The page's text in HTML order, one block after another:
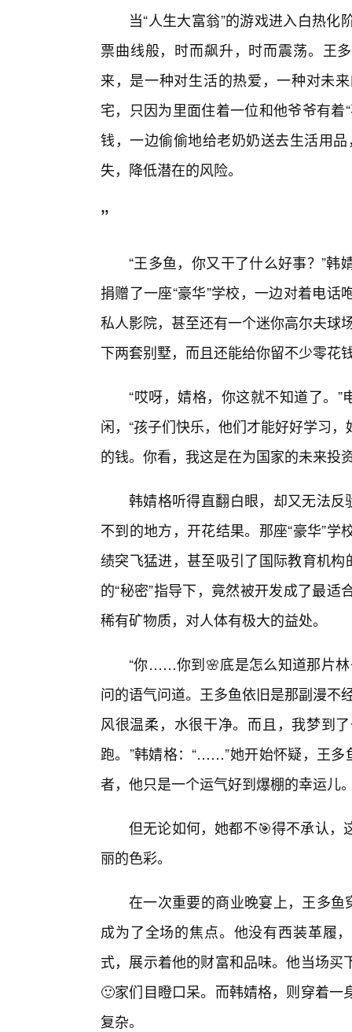
当“人生大富翁”的游戏进入白热
票曲线般，时而飙升，时而震荡。王
来，是一种对生活的热爱，一种对未
宅，只因为里面住着一位和他爷爷有
钱，一边偷偷地给老奶奶送去生活用
失，降低潜在的风险。
”
“王多鱼，你又干了什么好事？”
捐赠了一座“豪华”学校，一边对着电
私人影院，甚至还有一个迷你高尔夫球
下两套别墅，而且还能给你留不少零花
“哎呀，婧格，你这就不知道了。
闲，“孩子们快乐，他们才能好好学习
的钱。你看，我这是在为国家的未来投
韩婧格听得直翻白眼，却又无法反
不到的地方，开花结果。那座“豪华”
绩突飞猛进，甚至吸引了国际教育机
的“秘密”指导下，竟然被开发成了最
稀有矿物质，对人体有极大的益处。
“你……你到🌸底是怎么知道那片林
问的语气问道。王多鱼依旧是那副漫不
风很温柔，水很干净。而且，我梦到
跑。”韩婧格：“……”她开始怀疑，王多
者，他只是一个运气好到爆棚的幸运儿
但无论如何，她都不🎯得不承认，
丽的色彩。
在一次重要的商业晚宴上，王多鱼
成为了全场的焦点。他没有西装革履
式，展示着他的财富和品味。他当场
🙂家们目瞪口呆。而韩婧格，则穿着
复杂。